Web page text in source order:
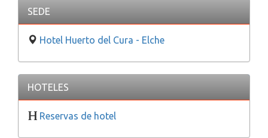
SEDE
Hotel Huerto del Cura - Elche
HOTELES
Reservas de hotel